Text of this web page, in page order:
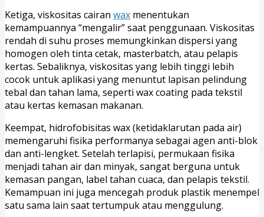
Ketiga, viskositas cairan wax menentukan
kemampuannya “mengalir” saat penggunaan. Viskositas
rendah di suhu proses memungkinkan dispersi yang
homogen oleh tinta cetak, masterbatch, atau pelapis
kertas. Sebaliknya, viskositas yang lebih tinggi lebih
cocok untuk aplikasi yang menuntut lapisan pelindung
tebal dan tahan lama, seperti wax coating pada tekstil
atau kertas kemasan makanan.
Keempat, hidrofobisitas wax (ketidaklarutan pada air)
memengaruhi fisika performanya sebagai agen anti-blok
dan anti-lengket. Setelah terlapisi, permukaan fisika
menjadi tahan air dan minyak, sangat berguna untuk
kemasan pangan, label tahan cuaca, dan pelapis tekstil.
Kemampuan ini juga mencegah produk plastik menempel
satu sama lain saat tertumpuk atau menggulung.